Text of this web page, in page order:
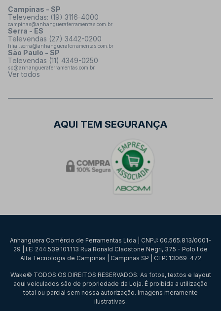
Campinas - SP
Televendas: (19) 3116-4000
campinas@anhangueraferramentas.com.br
Serra - ES
Televendas (27) 3442-0200
filial.serra@anhangueraferramentas.com.br
São Paulo - SP
Televendas (11) 4349-0250
sp@anhangueraferramentas.com.br
Ver todos
AQUI TEM SEGURANÇA
Anhanguera Comércio de Ferramentas Ltda | CNPJ: 00.565.813/0001-
29 | I.E: 244.539.101.113 Rua Ronald Cladstone Negri, 375 - Polo I de
Alta Tecnologia de Campinas | Campinas SP | CEP: 13069-472
Wake© TODOS OS DIREITOS RESERVADOS. As fotos, textos e layout
aqui veiculados são de propriedade da Loja. É proibida a utilização
total ou parcial sem nossa autorização. Imagens meramente
ilustrativas.